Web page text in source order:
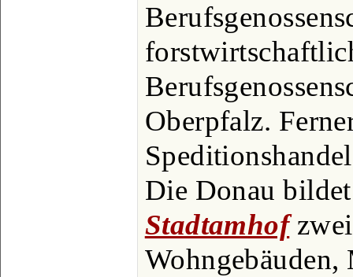
Oberpfalz.
Die Donau
Stadtamhof